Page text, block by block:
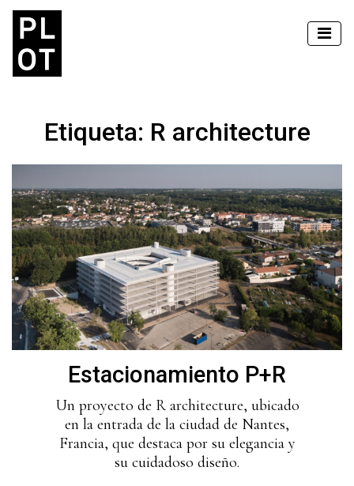
Etiqueta: R architecture
Estacionamiento P+R
Un proyecto de R architecture, ubicado
en la entrada de la ciudad de Nantes,
Francia, que destaca por su elegancia y
su cuidadoso diseño.